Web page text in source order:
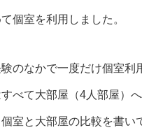
個室を利用しました。
のなかで一度だけ個室利
べて大部屋（4人部屋）
室と大部屋の比較を書い